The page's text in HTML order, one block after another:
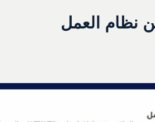
77 من نظام العمل